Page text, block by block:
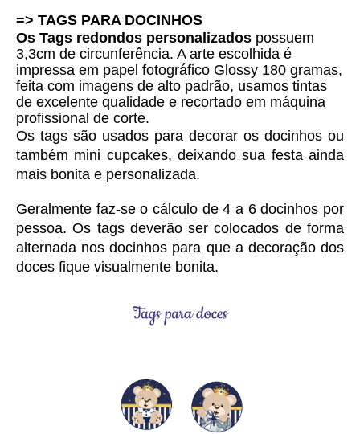
=> TAGS PARA DOCINHOS
Os Tags redondos personalizados possuem
3,3cm de circunferência. A arte escolhida é
impressa em papel fotográfico Glossy 180 gramas,
feita com imagens de alto padrão, usamos tintas
de excelente qualidade e recortado em máquina
profissional de corte.
Os tags são usados para decorar os docinhos ou
também mini cupcakes, deixando sua festa ainda
mais bonita e personalizada.
Geralmente faz-se o cálculo de 4 a 6 docinhos por
pessoa. Os tags deverão ser colocados de forma
alternada nos docinhos para que a decoração dos
doces fique visualmente bonita.